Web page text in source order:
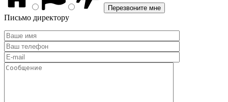
Письмо директору